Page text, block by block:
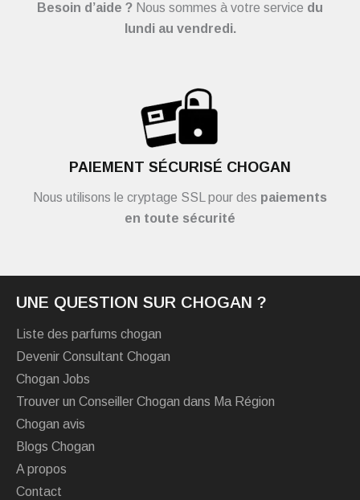
Besoin d’aide ? Nous sommes à votre service du
lundi au vendredi.
PAIEMENT SÉCURISÉ CHOGAN
Nous utilisons le cryptage SSL pour des paiements
en toute sécurité
UNE QUESTION SUR CHOGAN ?
Liste des parfums chogan
Devenir Consultant Chogan
Chogan Jobs
Trouver un Conseiller Chogan dans Ma Région
Chogan avis
Blogs Chogan
A propos
Contact